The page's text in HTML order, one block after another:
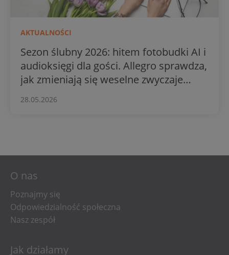
AKTUALNOŚCI
Sezon ślubny 2026: hitem fotobudki AI i
audioksięgi dla gości. Allegro sprawdza,
jak zmieniają się weselne zwyczaje
28.05.2026
O nas
Poznajmy się
Odpowiedzialność społeczna
Nasz zespół
Jak działamy